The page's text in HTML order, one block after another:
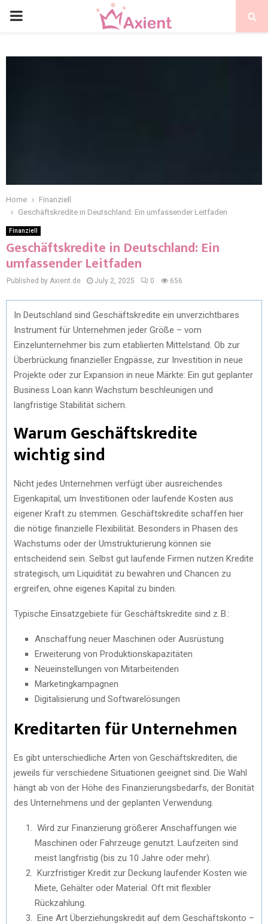
Home
Finanziell
Geschäftskredite in Deutschland: Ein umfassender Leitfaden
Finanziell
Geschäftskredite in Deutschland: Ein
umfassender Leitfaden
Published by Axient.de July 2, 2025 0 656
In Deutschland sind Geschäftskredite ein unverzichtbares
Instrument für Unternehmen jeder Größe – vom
Einzelunternehmer bis zum etablierten Mittelstand. Ob zur
Überbrückung finanzieller Engpässe, zur Investition in neue
Projekte oder zur Expansion in neue Märkte: Ein gut geplanter
Business Loan kann Wachstum beschleunigen und
langfristige Stabilität sichern.
Warum Geschäftskredite
wichtig sind
Nicht jedes Unternehmen verfügt über ausreichendes
Eigenkapital, um Investitionen oder laufende Kosten aus
eigener Kraft zu stemmen. Geschäftskredite schaffen hier
die nötige finanzielle Flexibilität. Besonders in Phasen des
Wachstums oder der Umstrukturierung können sie
entscheidend sein. Selbst gut laufende Firmen nutzen Kredite
strategisch, um Liquidität zu bewahren und Chancen zu
ergreifen, ohne eigenes Kapital zu binden.
Typische Einsatzgebiete für Geschäftskredite sind z. B.:
Anschaffung neuer Maschinen oder Ausrüstung
Erweiterung von Produktionskapazitäten
Neueinstellungen von Mitarbeitenden
Marketingkampagnen
Digitalisierung und Softwarelösungen
Kreditarten für Unternehmen
Es gibt unterschiedliche Arten von Geschäftskrediten, die
jeweils für verschiedene Situationen geeignet sind. Die Wahl
hängt ab von der Höhe des Finanzierungsbedarfs, der Bonität
des Unternehmens und der geplanten Verwendung.
Wird zur Finanzierung größerer Anschaffungen wie
Maschinen oder Fahrzeuge genutzt. Laufzeiten sind
meist langfristig (bis zu 10 Jahre oder mehr).
Kurzfristiger Kredit zur Deckung laufender Kosten wie
Miete, Gehälter oder Material. Oft mit flexibler
Rückzahlung.
Eine Art Überziehungskredit auf dem Geschäftskonto –